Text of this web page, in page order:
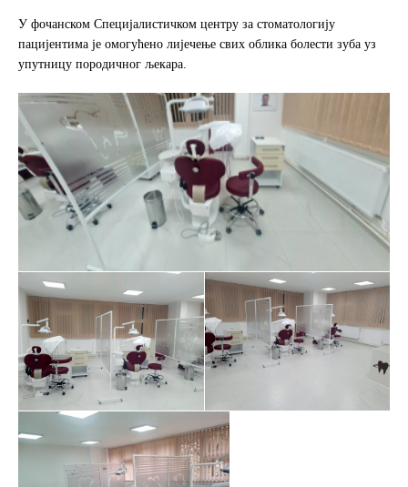
У фочанском Специјалистичком центру за стоматологију
пацијентима је омогућено лијечење свих облика болести зуба уз
упутницу породичног љекара.